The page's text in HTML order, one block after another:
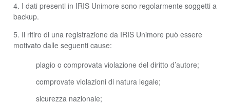
4. I dati presenti in IRIS Unimore sono regolarmente soggetti a
backup.
5. Il ritiro di una registrazione da IRIS Unimore può essere
motivato dalle seguenti cause:
plagio o comprovata violazione del diritto d’autore;
comprovate violazioni di natura legale;
sicurezza nazionale;